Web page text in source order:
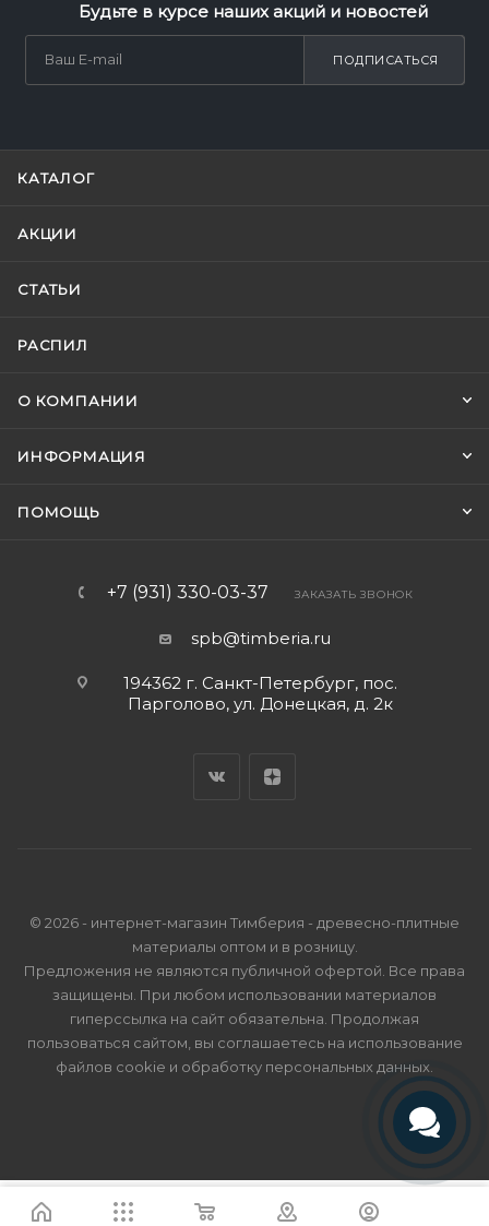
Будьте в курсе наших акций и новостей
ПОДПИСАТЬСЯ
КАТАЛОГ
АКЦИИ
СТАТЬИ
РАСПИЛ
О КОМПАНИИ
ИНФОРМАЦИЯ
ПОМОЩЬ
+7 (931) 330-03-37 ЗАКАЗАТЬ ЗВОНОК
spb@timberia.ru
194362 г. Санкт-Петербург, пос.
Парголово, ул. Донецкая, д. 2к
© 2026 - интернет-магазин Тимберия - древесно-плитные
материалы оптом и в розницу.
Предложения не являются публичной офертой. Все права
защищены. При любом использовании материалов
гиперссылка на сайт обязательна. Продолжая
пользоваться сайтом, вы соглашаетесь на использование
файлов cookie и обработку персональных данных
Telegram